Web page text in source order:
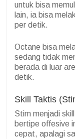
untuk bisa
lain, ia bisa
per detik.
Octane bisa
sedang tidak
berada di luar
detik.
Skill Taktis
Stim menjadi
bertipe offesive
cepat, apalagi